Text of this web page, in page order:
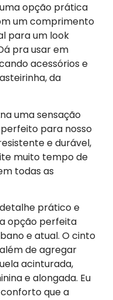
opção prática
um comprimento
para um look
pra usar em
acessórios e
da
uma sensação
para nosso
e durável,
muito tempo de
todas as
prático e
opção perfeita
e atual. O cinto
de agregar
acinturada,
e alongada. Eu
que a